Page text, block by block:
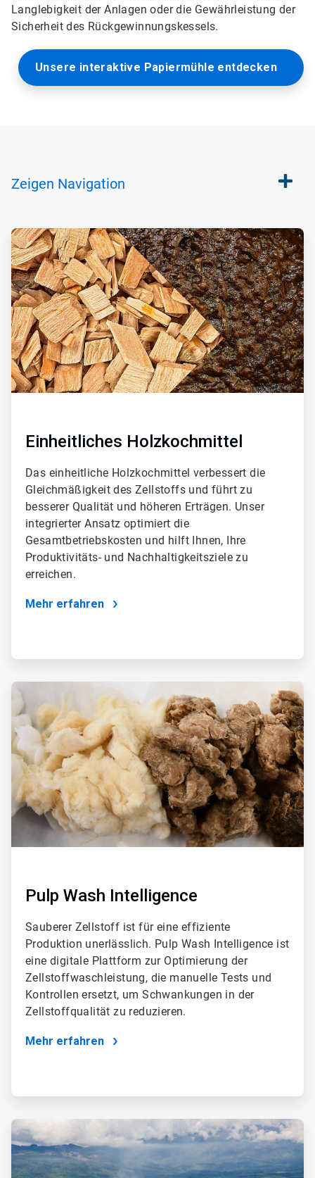
Langlebigkeit der Anlagen oder die Gewährleistung der
Sicherheit des Rückgewinnungskessels.
Unsere interaktive Papiermühle entdecken
Zeigen Navigation
ArticleTile
1
von
4
Einheitliches Holzkochmittel
Das einheitliche Holzkochmittel verbessert die
Gleichmäßigkeit des Zellstoffs und führt zu
besserer Qualität und höheren Erträgen. Unser
integrierter Ansatz optimiert die
Gesamtbetriebskosten und hilft Ihnen, Ihre
Produktivitäts- und Nachhaltigkeitsziele zu
erreichen.
Mehr erfahren
ArticleTile
von
4
Pulp Wash Intelligence
Sauberer Zellstoff ist für eine effiziente
Produktion unerlässlich. Pulp Wash Intelligence ist
eine digitale Plattform zur Optimierung der
Zellstoffwaschleistung, die manuelle Tests und
Kontrollen ersetzt, um Schwankungen in der
Zellstoffqualität zu reduzieren.
Mehr erfahren
ArticleTile
3
von
4